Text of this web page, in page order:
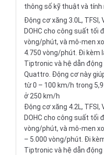
thông số kỹ thuật và tính
Động cơ xăng 3.0L,
DOHC cho công suất tối
vòng/phút, và mô-men
4.750 vòng/phút. Đi kèm
Tiptronic và hệ dẫn
Quattro. Động cơ này
từ 0 – 100 km/h trong
ở 250 km/h
Động cơ xăng 4.2L,
DOHC cho công suất tối
vòng/phút, và mô-men
– 5.000 vòng/phút. Đi
Tiptronic và hệ dẫn